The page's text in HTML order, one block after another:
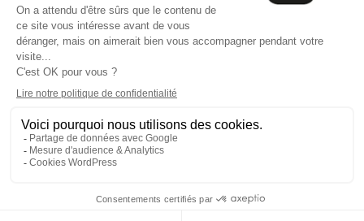
Contactez-nous-Mentions légales-CGV-Politique de
confidentialité-Gestion des cookies
Cedex 06